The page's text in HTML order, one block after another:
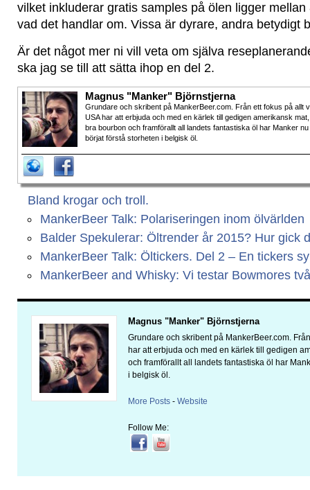
vilket inkluderar gratis samples på ölen ligger
vad det handlar om. Vissa är dyrare, andra betydigt
Är det något mer ni vill veta om själva
ska jag se till att sätta ihop en del 2.
Magnus "Manker" Björnstjerna
Grundare och skribent på MankerBeer.com. Från ett fokus på allt
USA har att erbjuda och med en kärlek till gedigen amerikansk mat,
bra bourbon och framförallt all landets fantastiska öl har Manker nu
börjat förstå storheten i belgisk öl.
Bland krogar och troll.
MankerBeer Talk: Polariseringen inom ölvärlden
Balder Spekulerar: Öltrender år 2015? Hur gick
MankerBeer Talk: Öltickers. Del 2 – En tickers
MankerBeer and Whisky: Vi testar Bowmores
Magnus "Manker" Björnstjerna
Grundare och skribent på MankerBeer.com.
har att erbjuda och med en kärlek till gedigen
och framförallt all landets fantastiska öl har
i belgisk öl.
More Posts - Website
Follow Me: